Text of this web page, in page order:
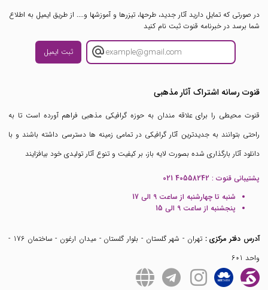
در صورتی که تمایل دارید آثار جدید، طرحها، تیزرها و آموزشها و.... از طریق ایمیل به اطلاع
شما برسد در خبرنامه قنوت ثبت نام کنید
ثبت ایمیل
قنوت رسانه اشتراک آثار مذهبی
قنوت محیطی را برای علاقه مندان به حوزه گرافیکی مذهبی فراهم آورده است تا به
راحتی بتوانند به جدیدترین آثار گرافیکی در تمامی زمینه ها دسترسی داشته باشند و با
دانلود آثار بارگذاری شده بصورت لایه باز، بر کیفیت و تنوع آثار تولیدی خود بیافزایند
پشتیبانی قنوت : 021 40558242
شنبه تا چهارشنبه از ساعت 9 الی 17
پنجشنبه از ساعت 9 الی 15
آدرس دفتر مرکزی :
تهران - شهر گلستان - بلوار گلستان - میدان ارغون - ساختمان 176 -
واحد 601